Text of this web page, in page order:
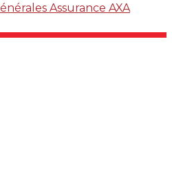
Assurance AXA